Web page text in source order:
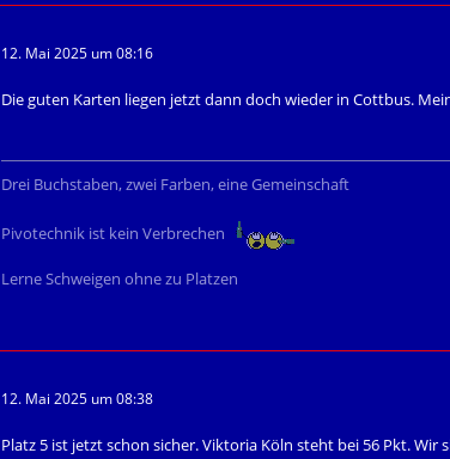
12. Mai 2025 um 08:16
Die guten Karten liegen jetzt dann doch wieder in Cottbus.
Drei Buchstaben, zwei Farben, eine Gemeinschaft
Pivotechnik ist kein Verbrechen
Lerne Schweigen ohne zu Platzen
12. Mai 2025 um 08:38
Platz 5 ist jetzt schon sicher. Viktoria Köln steht bei 56 Pkt. Wir